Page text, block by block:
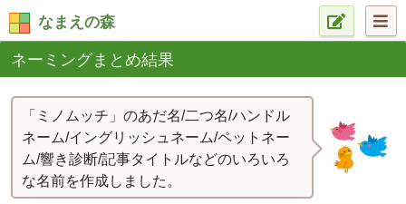
なまえの森
ネーミングまとめ結果
「ミノムッチ」のあだ名/二つ名/ハンドル
ネーム/イングリッシュネーム/ペットネー
ム/響き診断/記事タイトルなどのいろいろ
な名前を作成しました。